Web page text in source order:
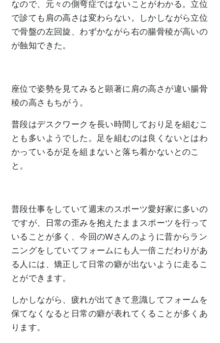
なので、元々の側弯症ではないことがわかる。立位
で診ても肩の高さは変わらない。しかしながら立位
で骨盤の左回旋、わずかながら右の腸骨稜が高いの
が蝕知できた。
座位で姿勢を見てみると顕著に肩の高さが違い腸骨
稜の高さもちがう。
普段はデスクワークを長い時間しており足を組むこ
とも多いようでした。足を組むのは良くないとはわ
かっているが足を組まないと落ち着かないとのこ
と。
普段仕事をしていて週末のスポーツ愛好家に多いの
ですが、日常の歪みを抱えたままスポーツを行って
いることが多く、今回のWさんのように昔からラン
ニングをしていてフォームにも人一倍こだわりがあ
る人には、矯正して日常の癖が出ないように走るこ
とができます。
しかしながら、疲れが出てきて意識してフォームを
保てなくなると日常の癖が表れてくることが多くあ
ります。